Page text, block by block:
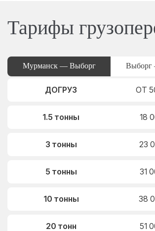
Тарифы
Мурманск — Выборг
ДОГРУЗ ОТ
1.5 тонны 18
3 тонны 23
5 тонны 31
10 тонны 38
20 тонн 51